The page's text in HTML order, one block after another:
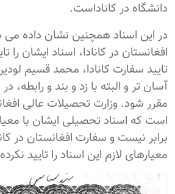
دانشگاه در کاناداست.
در این اسناد همچنین نشان داده
افغانستان در کانادا، اسناد ایشان را
تایید سفارت کانادا، محمد قسیم
آسان تر و البته با زد و بند و
مقرر شود. وزارت تحصیلات عالی
است که اسناد تحصیلی ایشان با
برابر نیست و سفارت افغانستان در
معیارهای لازم این اسناد را تایید